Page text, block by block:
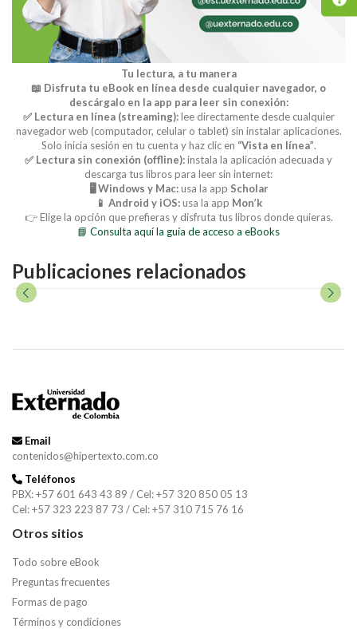
Tu lectura, a tu manera
📖 Disfruta tu eBook en línea desde cualquier navegador, o
descárgalo en la app para leer sin conexión:
✅ Lectura en línea (streaming):lee directamente desde cualquier
navegador web (computador, celular o tablet) sin instalar aplicaciones.
Solo inicia sesión en tu cuenta y haz clic en “Vista en línea”.
✅ Lectura sin conexión (offline):instala la aplicación adecuada y
descarga tus libros para leer sin internet:
🖥️ Windows y Mac:usa la app Scholar
📱 Android y iOS:usa la app Mon’k
👉 Elige la opción que prefieras y disfruta tus libros donde quieras.
📘 Consulta aquí la guía de acceso a eBooks
Publicaciones relacionados
Email
contenidos@hipertexto.com.co
Teléfonos
PBX: +57 601 643 43 89 / Cel: +57 320 850 05 13
Cel: +57 323 223 87 73 / Cel: +57 310 715 76 16
Otros sitios
Todo sobre eBook
Preguntas frecuentes
Formas de pago
Términos y condiciones